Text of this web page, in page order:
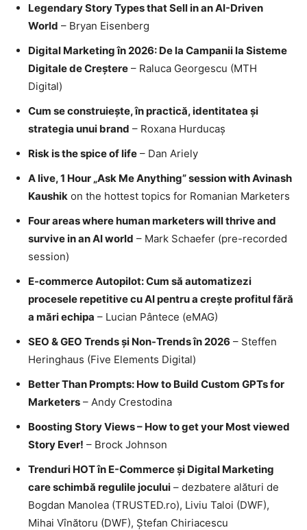
Legendary Story Types that Sell in an AI-Driven
World – Bryan Eisenberg
Digital Marketing în 2026: De la Campanii la Sisteme
Digitale de Creștere – Raluca Georgescu (MTH
Digital)
Cum se construiește, în practică, identitatea și
strategia unui brand – Roxana Hurducaș
Risk is the spice of life – Dan Ariely
A live, 1 Hour „Ask Me Anything” session with Avinash
Kaushik on the hottest topics for Romanian Marketers
Four areas where human marketers will thrive and
survive in an AI world – Mark Schaefer (pre-recorded
session)
E-commerce Autopilot: Cum să automatizezi
procesele repetitive cu AI pentru a crește profitul fără
a mări echipa – Lucian Pântece (eMAG)
SEO & GEO Trends și Non-Trends în 2026 – Steffen
Heringhaus (Five Elements Digital)
Better Than Prompts: How to Build Custom GPTs for
Marketers – Andy Crestodina
Boosting Story Views – How to get your Most viewed
Story Ever! – Brock Johnson
Trenduri HOT în E-Commerce și Digital Marketing
care schimbă regulile jocului – dezbatere alături de
Bogdan Manolea (TRUSTED.ro), Liviu Taloi (DWF),
Mihai Vînătoru (DWF), Ștefan Chiriacescu